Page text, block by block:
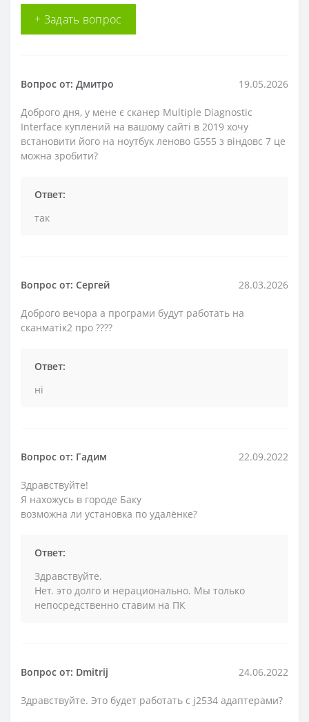
+ Задать вопрос
Вопрос от: Дмитро 19.05.2026
Доброго дня, у мене є сканер Multiple Diagnostic
Interface куплений на вашому сайті в 2019 хочу
встановити його на ноутбук леново G555 з віндовс 7 це
можна зробити?
Ответ:
так
Вопрос от: Сергей 28.03.2026
Доброго вечора а програми будут работать на
сканматік2 про ????
Ответ:
ні
Вопрос от: Гадим 22.09.2022
Здравствуйте!
Я нахожусь в городе Баку
возможна ли установка по удалёнке?
Ответ:
Здравствуйте.
Нет. это долго и нерационально. Мы только
непосредственно ставим на ПК
Вопрос от: Dmitrij 24.06.2022
Здравствуйте. Это будет работать с j2534 адаптерами?